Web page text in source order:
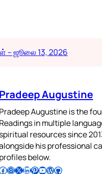
– ஜூலை 13, 2026
Pradeep Augustine
Pradeep Augustine is the
Readings in multiple
spiritual resources since
his professional
profiles below.
Facebook Follow Pradeep on InstagramFollow Pradeep on X Follow Pradeep on LinkedIn Follow Pradeep on Pinterest Subscribe to Pradeep’s Youtube Channel Follow Pradeep on WordPress Follow Pradeep on GitHub